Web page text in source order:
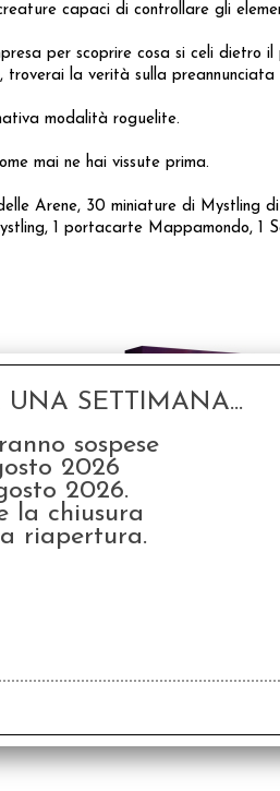
capaci di controllare gli
per scoprire cosa si celi dietro il
la verità sulla preannunciata
modalità roguelite.
mai ne hai vissute prima.
Arene, 30 miniature di Mystling
1 portacarte Mappamondo, 1
Dragon Eclipse - Mari
SETTIMANA...
sospese
2026
2026.
la chiusura
riapertura.